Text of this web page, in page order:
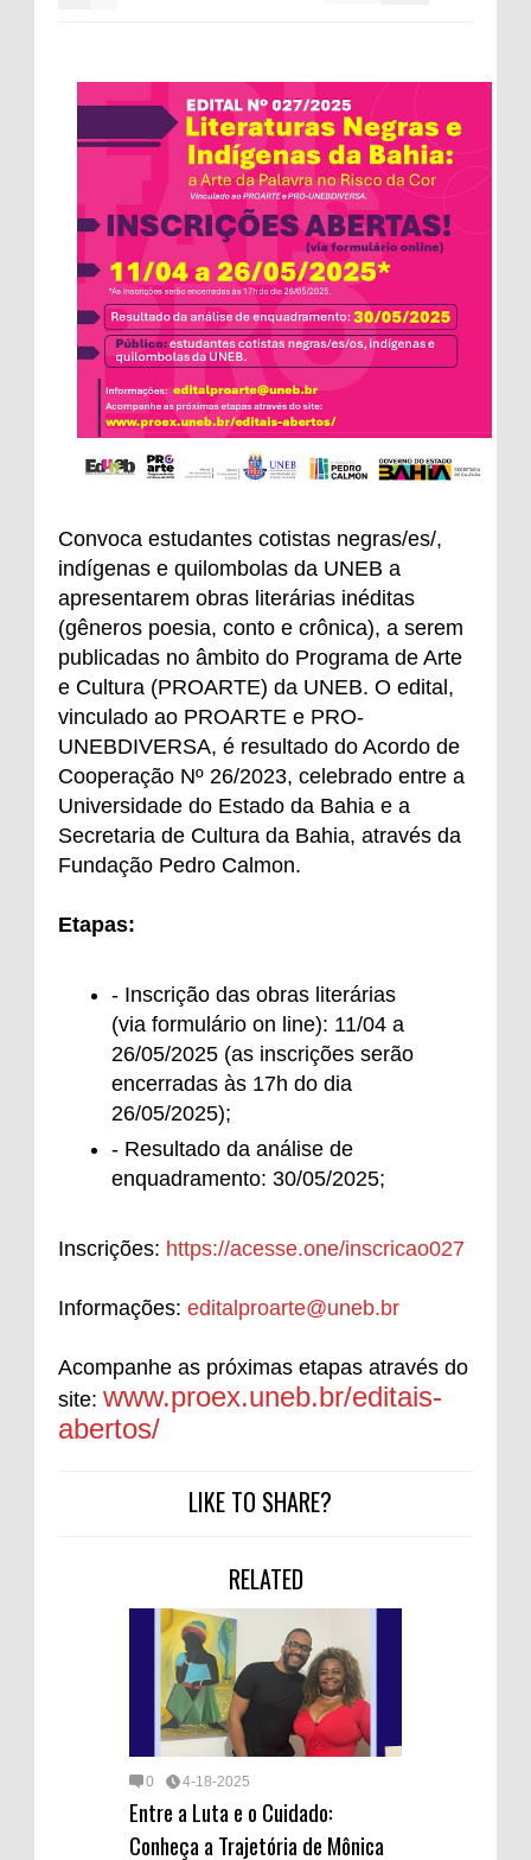
Convoca estudantes cotistas negras/es/,
indígenas e quilombolas da UNEB a
apresentarem obras literárias inéditas
(gêneros poesia, conto e crônica), a serem
publicadas no âmbito do Programa de Arte
e Cultura (PROARTE) da UNEB. O edital,
vinculado ao PROARTE e PRO-
UNEBDIVERSA, é resultado do Acordo de
Cooperação Nº 26/2023, celebrado entre a
Universidade do Estado da Bahia e a
Secretaria de Cultura da Bahia, através da
Fundação Pedro Calmon.
Etapas:
- Inscrição das obras literárias
(via formulário on line): 11/04 a
26/05/2025 (as inscrições serão
encerradas às 17h do dia
26/05/2025);
- Resultado da análise de
enquadramento: 30/05/2025;
Inscrições: https://acesse.one/inscricao027
Informações: editalproarte@uneb.br
Acompanhe as próximas etapas através do
site: www.proex.uneb.br/editais-
abertos/
LIKE TO SHARE?
RELATED
0 4-18-2025
Entre a Luta e o Cuidado:
Conheça a Trajetória de Mônica